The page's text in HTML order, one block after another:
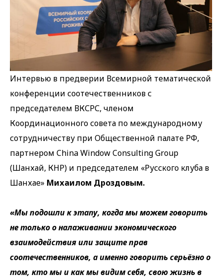
Интервью в предверии Всемирной тематической
конференции соотечественников с
председателем ВКСРС, членом
Координационного совета по международному
сотрудничеству при Общественной палате РФ,
партнером China Window Consulting Group
(Шанхай, КНР) и председателем «Русского клуба в
Шанхае» Михаилом Дроздовым.
«Мы подошли к этапу, когда мы можем говорить
не только о налаживании экономического
взаимодействия или защите прав
соотечественников, а именно говорить серьёзно о
том, кто мы и как мы видим себя, свою жизнь в